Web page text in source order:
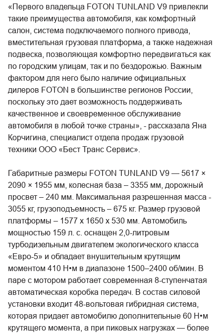
«Первого владельца FOTON TUNLAND V9 привлекли
такие преимущества автомобиля, как комфортный
салон, система подключаемого полного привода,
вместительная грузовая платформа, а также надежная
подвеска, позволяющая комфортно передвигаться как
по городским улицам, так и по бездорожью. Важным
фактором для него было наличие официальных
дилеров FOTON в большинстве регионов России,
поскольку это дает возможность поддерживать
качественное и своевременное обслуживание
автомобиля в любой точке страны», - рассказала Яна
Корчигина, специалист отдела продаж грузовой
техники ООО «Бест Транс Сервис».
Габаритные размеры FOTON TUNLAND V9 — 5617 ×
2090 × 1955 мм, колесная база – 3355 мм, дорожный
просвет – 240 мм. Максимальная разрешенная масса -
3055 кг, грузоподъемность – 675 кг. Размер грузовой
платформы – 1577 х 1650 х 530 мм. Автомобиль
мощностью 159 л. с. оснащен 2,0-литровым
турбодизельным двигателем экологического класса
«Евро-5» и обладает внушительным крутящим
моментом 410 Н•м в диапазоне 1500–2400 об/мин. В
паре с мотором работает современная 8-ступенчатая
автоматическая коробка передач. В состав силовой
установки входит 48-вольтовая гибридная система,
которая придает автомобилю дополнительные 60 Н•м
крутящего момента, а при пиковых нагрузках — более